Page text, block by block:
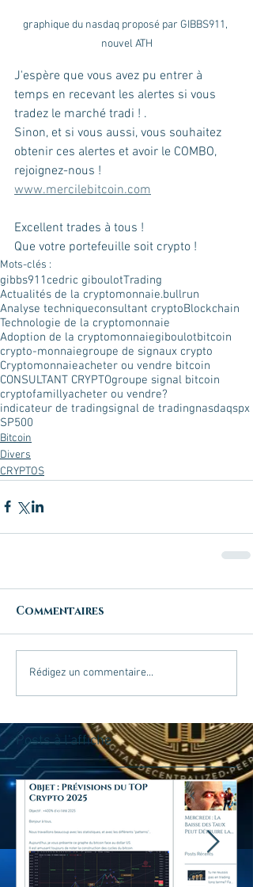
graphique du nasdaq proposé par GIBBS911,
nouvel ATH
J'espère que vous avez pu entrer à
temps en recevant les alertes si vous
tradez le marché tradi ! .
Sinon, et si vous aussi, vous souhaitez
obtenir ces alertes et avoir le COMBO,
rejoignez-nous !
www.mercilebitcoin.com
Excellent trades à tous !
Que votre portefeuille soit crypto !
Mots-clés :
gibbs911 cedric giboulotTrading
Actualités de la cryptomonnaie.bullrun
Analyse techniqueconsultant cryptoBlockchain
Technologie de la cryptomonnaie
Adoption de la cryptomonnaiegiboulotbitcoin
crypto-monnaiegroupe de signaux crypto
Cryptomonnaieacheter ou vendre bitcoin
CONSULTANT CRYPTOgroupe signal bitcoin
cryptofamillyacheter ou vendre?
indicateur de tradingsignal de tradingnasdaqspx
SP500
Bitcoin
Divers
CRYPTOS
Commentaires
Rédigez un commentaire...
Posts à l'affiche